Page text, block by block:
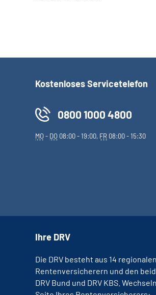
Kostenloses Servicetelefon
0800 1000 4800
MO- DO 08:00 - 19:00, FR 08:00 - 15:30
Ihre DRV
Die DRV besteht aus 14 regionalen
Rentenversicherern und den
DRV Bund und DRV KBS.